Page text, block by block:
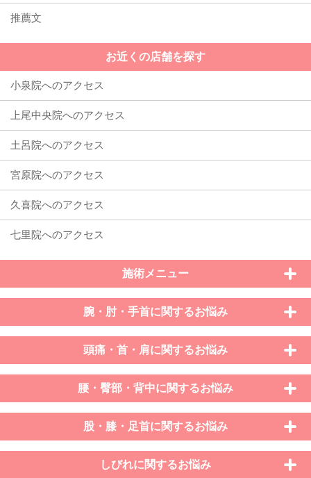
推薦文
お近くの店舗を探す
施術メニュー
腕・肘・手首に関するお悩み
頭痛・首・肩に関するお悩み
腰・臀部・背中に関するお悩み
股・膝・足首に関するお悩み
しびれに関するお悩み